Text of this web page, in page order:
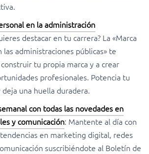
en la administración
destacar en tu carrera? La «Marca
las administraciones públicas» te
tu propia marca y a crear
profesionales. Potencia tu
deja una huella duradera.
con todas las novedades en
y comunicación: Mantente al día con
en marketing digital, redes
suscribiéndote al Boletín de